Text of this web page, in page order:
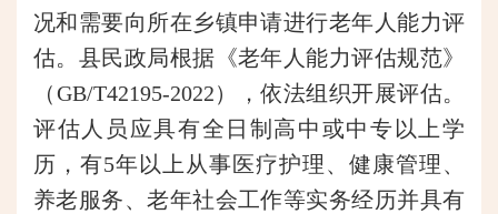
况和需要向所在乡镇申请进行老年人能力评
估。县民政局根据《老年人能力评估规范》
（GB/T42195-2022），依法组织开展评估。
评估人员应具有全日制高中或中专以上学
历，有5年以上从事医疗护理、健康管理、
养老服务、老年社会工作等实务经历并具有